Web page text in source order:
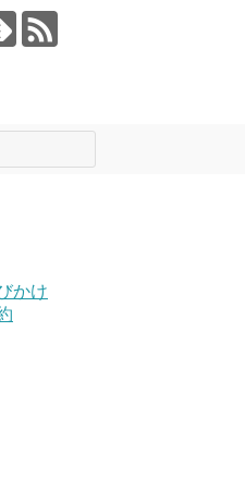
かけ